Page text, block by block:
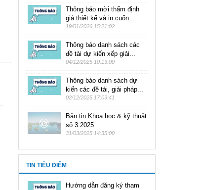
Thông báo mời thẩm định
giá thiết kế và in cuốn...
19/01/2026 15:21:02
Thông báo danh sách các
đề tài dự kiến xếp giải...
04/12/2025 10:13:00
Thông báo danh sách dự
kiến các đề tài, giải pháp...
02/12/2025 17:03:41
Bản tin Khoa học & kỹ thuật
số 3.2025
31/03/2025 14:35:00
TIN TIÊU ĐIỂM
Hướng dẫn đăng ký tham